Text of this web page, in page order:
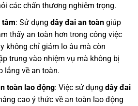
các chấn thương nghiêm trọng.
tâm: Sử dụng dây đai an toàngiúp
thấy an toàn hơn trong công việc
không chỉ giảm lo âu mà còn
trung vào nhiệm vụ mà không bị
lắng về an toàn.
toàn lao động: Việc sử dụng dây đai
cao ý thức về an toàn lao động